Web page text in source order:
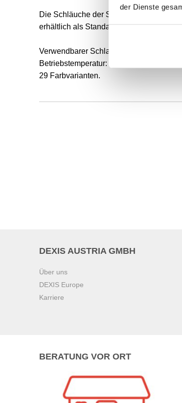
der Dienste
Die Schläuche der Serie TU setzen
erhältlich als Standardausführung oder
Verwendbarer Schlauch-Außen-Ø: 2 bis
Betriebstemperatur: -20 bis 60 °C
29 Farbvarianten.
DEXIS AUSTRIA GMBH
Über uns
DEXIS Europe
Karriere
BERATUNG VOR ORT